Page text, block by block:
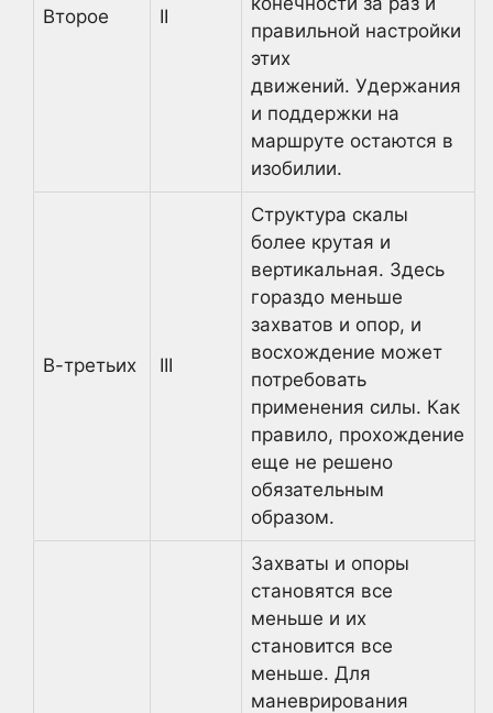
Второе II
правильной настройки
этих
движений. Удержания
и поддержки на
маршруте остаются в
изобилии.
В-третьих III
Структура скалы
более крутая и
вертикальная. Здесь
гораздо меньше
захватов и опор, и
восхождение может
потребовать
применения силы. Как
правило, прохождение
еще не решено
обязательным
образом.
Захваты и опоры
становятся все
меньше и их
становится все
меньше. Для
маневрирования